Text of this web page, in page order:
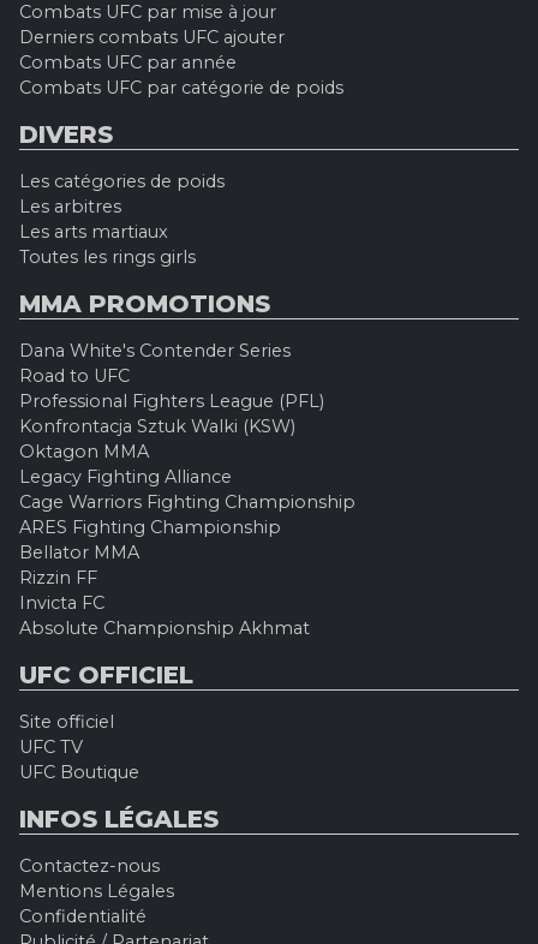
Combats UFC par mise à jour
Derniers combats UFC ajouter
Combats UFC par année
Combats UFC par catégorie de poids
DIVERS
Les catégories de poids
Les arbitres
Les arts martiaux
Toutes les rings girls
MMA PROMOTIONS
Dana White's Contender Series
Road to UFC
Professional Fighters League (PFL)
Konfrontacja Sztuk Walki (KSW)
Oktagon MMA
Legacy Fighting Alliance
Cage Warriors Fighting Championship
ARES Fighting Championship
Bellator MMA
Rizzin FF
Invicta FC
Absolute Championship Akhmat
UFC OFFICIEL
Site officiel
UFC TV
UFC Boutique
INFOS LÉGALES
Contactez-nous
Mentions Légales
Confidentialité